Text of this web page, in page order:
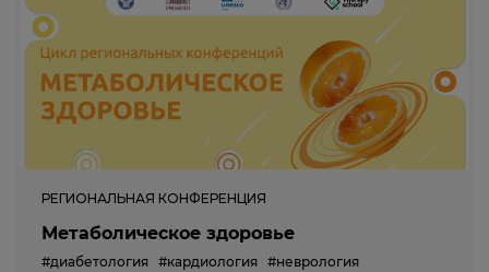
РЕГИОНАЛЬНАЯ КОНФЕРЕНЦИЯ
Метаболическое здоровье
#диабетология #кардиология #неврология